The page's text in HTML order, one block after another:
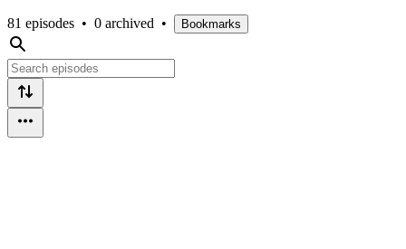
81 episodes • 0 archived • Bookmarks